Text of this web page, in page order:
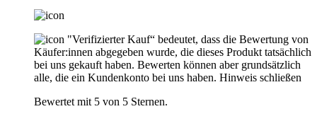
"Verifizierter Kauf“ bedeutet, dass die Bewertung von
Käufer:innen abgegeben wurde, die dieses Produkt tatsächlich
bei uns gekauft haben. Bewerten können aber grundsätzlich
alle, die ein Kundenkonto bei uns haben. Hinweis schließen
Bewertet mit 5 von 5 Sternen.